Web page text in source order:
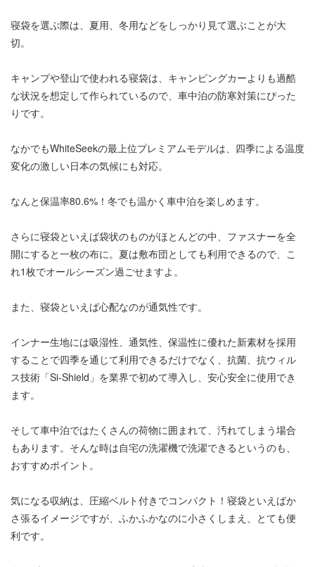
寝袋を選ぶ際は、夏用、冬用などをしっかり見て選ぶことが大
切。
キャンプや登山で使われる寝袋は、キャンピングカーよりも過酷
な状況を想定して作られているので、車中泊の防寒対策にぴった
りです。
なかでもWhiteSeekの最上位プレミアムモデルは、四季による温度
変化の激しい日本の気候にも対応。
なんと保温率80.6%！冬でも温かく車中泊を楽しめます。
さらに寝袋といえば袋状のものがほとんどの中、ファスナーを全
開にすると一枚の布に。夏は敷布団としても利用できるので、こ
れ1枚でオールシーズン過ごせますよ。
また、寝袋といえば心配なのが通気性です。
インナー生地には吸湿性、通気性、保温性に優れた新素材を採用
することで四季を通じて利用できるだけでなく、抗菌、抗ウィル
ス技術「Si-Shield」を業界で初めて導入し、安心安全に使用でき
ます。
そして車中泊ではたくさんの荷物に囲まれて、汚れてしまう場合
もあります。そんな時は自宅の洗濯機で洗濯できるというのも、
おすすめポイント。
気になる収納は、圧縮ベルト付きでコンパクト！寝袋といえばか
さ張るイメージですが、ふかふかなのに小さくしまえ、とても便
利です。